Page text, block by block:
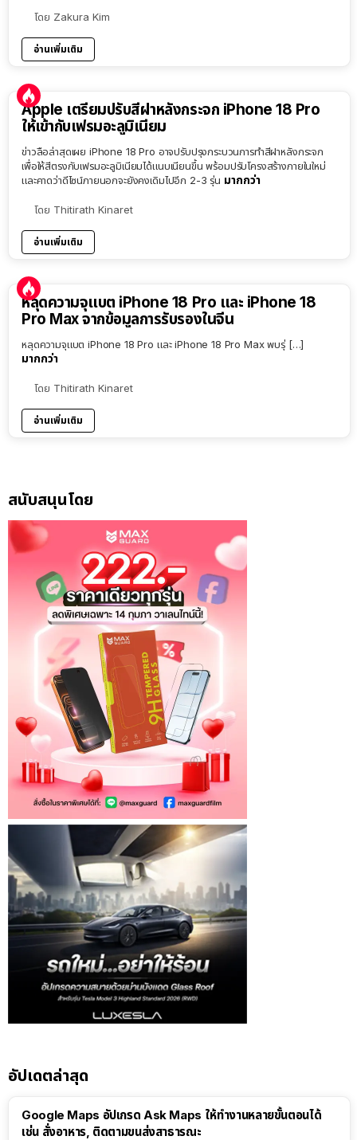
โดย Zakura Kim
อ่านเพิ่มเติม
Apple เตรียมปรับสีฝาหลังกระจก iPhone 18 Pro
ให้เข้ากับเฟรมอะลูมิเนียม
ข่าวลือล่าสุดเผย iPhone 18 Pro อาจปรับปรุงกระบวนการทำสีฝาหลังกระจก
เพื่อให้สีตรงกับเฟรมอะลูมิเนียมได้แนบเนียนขึ้น พร้อมปรับโครงสร้างภายในใหม่
และคาดว่าดีไซน์ภายนอกจะยังคงเดิมไปอีก 2-3 รุ่น มากกว่า
โดย Thitirath Kinaret
อ่านเพิ่มเติม
หลุดความจุแบต iPhone 18 Pro และ iPhone 18
Pro Max จากข้อมูลการรับรองในจีน
หลุดความจุแบต iPhone 18 Pro และ iPhone 18 Pro Max พบรุ่ […]
มากกว่า
โดย Thitirath Kinaret
อ่านเพิ่มเติม
สนับสนุนโดย
อัปเดตล่าสุด
Google Maps อัปเกรด Ask Maps ให้ทำงานหลายขั้นตอนได้
เช่น สั่งอาหาร, ติดตามขนส่งสาธารณะ